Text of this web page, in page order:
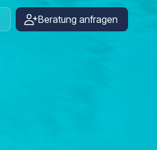
Beratung anfragen